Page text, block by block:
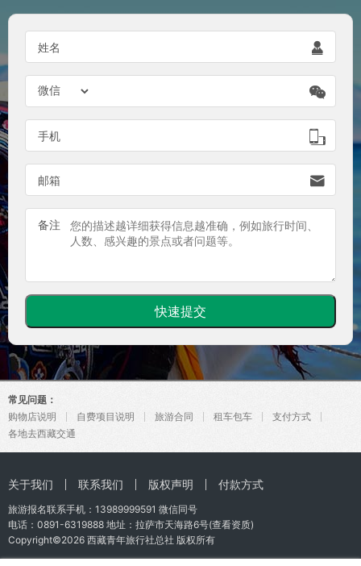
姓名 

手机 
邮箱 
备注
常见问题：
购物店说明
自费项目说明 旅游合同 租车包车
支付方式
各地去西藏交通
关于我们 联系我们 版权声明 付款方式
旅游报名联系手机： 13989999591 微信同号
电话：0891-6319888 地址：拉萨市天海路6号(查看资质)
Copyright©2026 西藏青年旅行社总社 版权所有